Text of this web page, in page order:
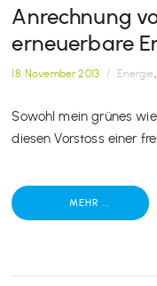
Anrechnung
erneuerbare
18. November 2013 / Energie
Sowohl mein grünes
diesen Vorstoss einer
MEHR ...